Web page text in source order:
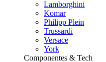
Lamborghini
Komar
Philipp Plein
Trussardi
Versace
York
Componentes & Tech